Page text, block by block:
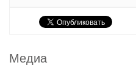
Медиа